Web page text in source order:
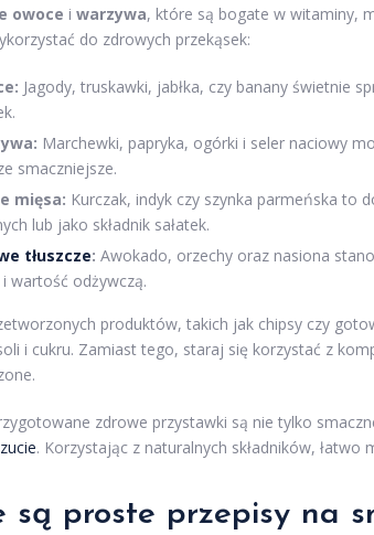
owoce i warzywa, które są bogate w witaminy,
do zdrowych przekąsek:
Jagody, truskawki, jabłka, czy banany świetnie
Marchewki, papryka, ogórki i seler naciowy
smaczniejsze.
mięsa: Kurczak, indyk czy szynka parmeńska to
lub jako składnik sałatek.
tłuszcze: Awokado, orzechy oraz nasiona
wartość odżywczą.
produktów, takich jak chipsy czy
i cukru. Zamiast tego, staraj się korzystać z
zdrowe przystawki są nie tylko
. Korzystając z naturalnych składników, łatwo
są proste przepisy na